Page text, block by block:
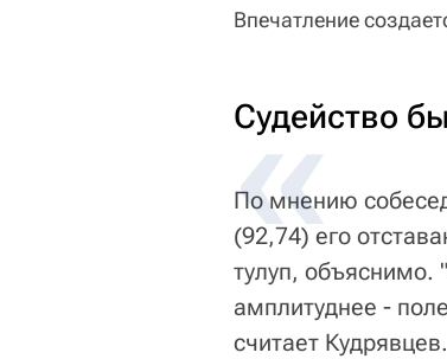
Впечатление
Судейство
По мнению
(92,74) его
тулуп, объяснимо.
амплитуднее -
считает Кудрявцев.